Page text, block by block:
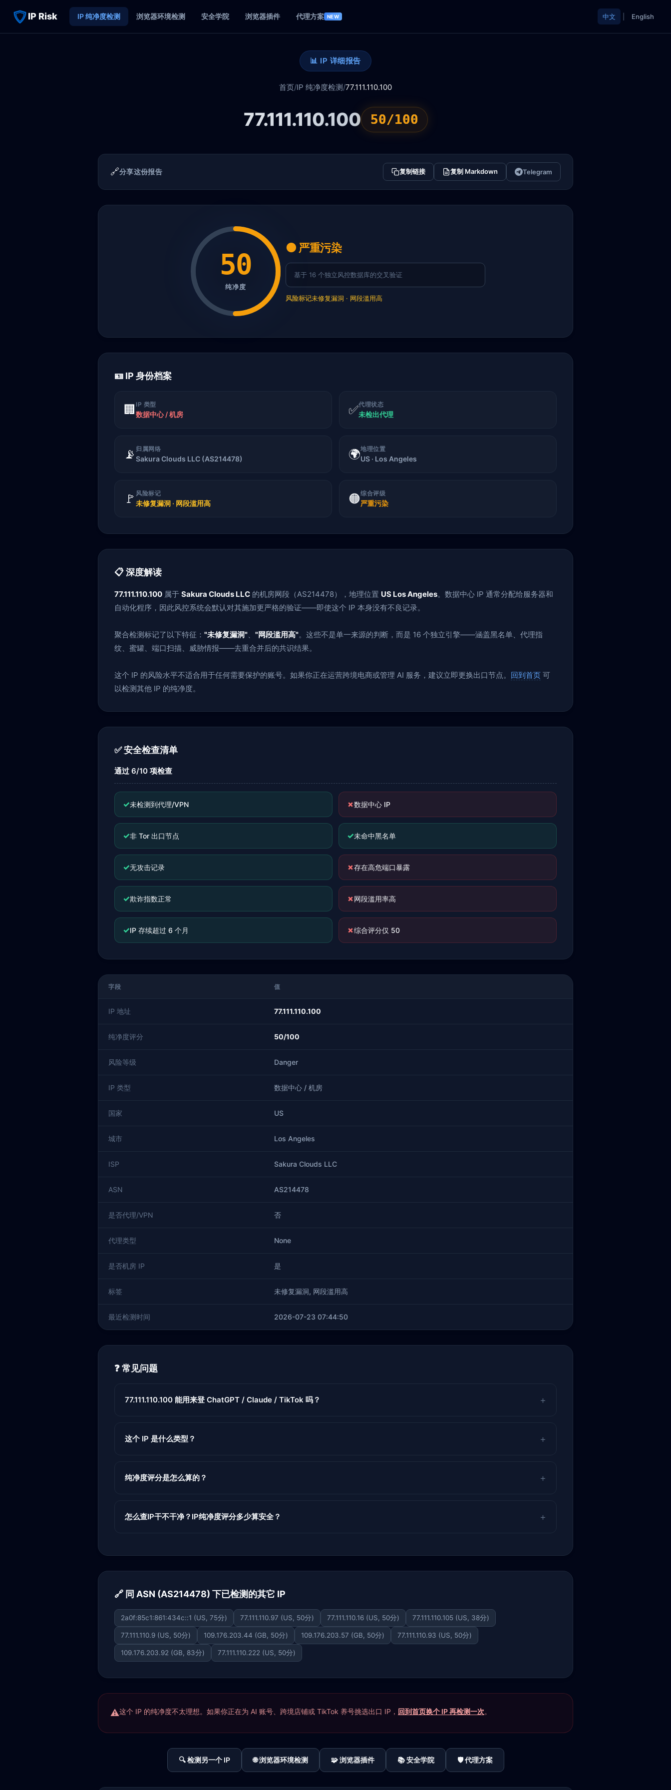
IP Risk IP 纯净度检测 浏览器环境检测 安全学院 浏览器插件 代理方案 NEW 中文 English
📊 IP 详细报告
首页/IP 纯净度检测/77.111.110.100
77.111.110.100 50/100
🔗分享这份报告 复制链接 复制 Markdown Telegram
50
纯净度
🟠 严重污染
基于 16 个独立风控数据库的交叉验证
风险标记未修复漏洞 · 网段滥用高
🪪 IP 身份档案
🏢 IP 类型
数据中心 / 机房 ✅代理状态
未检出代理
📡 归属网络
Sakura Clouds LLC (AS214478) 🌍地理位置
US · Los Angeles
🚩 风险标记
未修复漏洞 · 网段滥用高 🟠综合评级
严重污染
📋 深度解读
77.111.110.100 属于 Sakura Clouds LLC 的机房网段（AS214478），地理位置 US Los Angeles。数据中心 IP 通常分配给服务器和
自动化程序，因此风控系统会默认对其施加更严格的验证——即使这个 IP 本身没有不良记录。
聚合检测标记了以下特征： "未修复漏洞"、 "网段滥用高"。这些不是单一来源的判断，而是 16 个独立引擎——涵盖黑名单、代理指
纹、蜜罐、端口扫描、威胁情报——去重合并后的共识结果。
这个 IP 的风险水平不适合用于任何需要保护的账号。如果你正在运营跨境电商或管理 AI 服务，建议立即更换出口节点。 回到首页 可
以检测其他 IP 的纯净度。
✅ 安全检查清单
通过 6/10 项检查
✓未检测到代理/VPN ✗数据中心 IP
✓非 Tor 出口节点 ✓未命中黑名单
✓无攻击记录 ✗存在高危端口暴露
✓欺诈指数正常 ✗网段滥用率高
✓IP 存续超过 6 个月 ✗综合评分仅 50
字段 值
IP 地址 77.111.110.100
纯净度评分 50/100
风险等级 Danger
IP 类型 数据中心 / 机房
国家 US
城市 Los Angeles
ISP Sakura Clouds LLC
ASN AS214478
是否代理/VPN 否
代理类型 None
是否机房 IP 是
标签 未修复漏洞, 网段滥用高
最近检测时间 2026-07-23 07:44:50
❓ 常见问题
77.111.110.100 能用来登 ChatGPT / Claude / TikTok 吗？
这个 IP 是什么类型？
纯净度评分是怎么算的？
怎么查IP干不干净？IP纯净度评分多少算安全？
🔗 同 ASN (AS214478) 下已检测的其它 IP
2a0f:85c1:861:434c::1 (US, 75分) 77.111.110.97 (US, 50分) 77.111.110.16 (US, 50分) 77.111.110.105 (US, 38分)
77.111.110.9 (US, 50分) 109.176.203.44 (GB, 50分) 109.176.203.57 (GB, 50分) 77.111.110.93 (US, 50分)
109.176.203.92 (GB, 83分) 77.111.110.222 (US, 50分)
这个 IP 的纯净度不太理想。如果你正在为 AI 账号、跨境店铺或 TikTok 养号挑选出口 IP， 回到首页换个 IP 再检测一次。
🔍 检测另一个 IP 🌐 浏览器环境检测 🧩 浏览器插件 📚 安全学院 🛡️ 代理方案